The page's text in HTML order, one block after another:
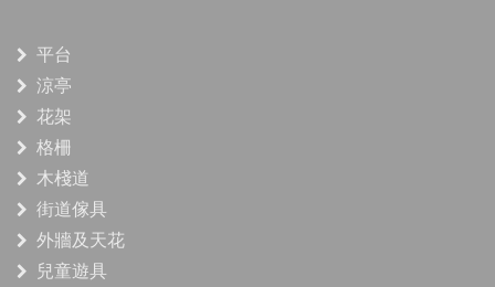
平台
涼亭
花架
格柵
木棧道
街道傢具
外牆及天花
兒童遊具